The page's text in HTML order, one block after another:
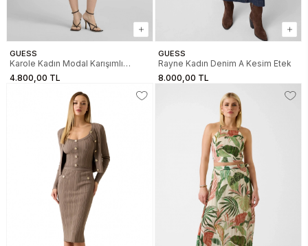
GUESS
Karole Kadın Modal Karışımlı
Kalem Etek
4.800,00 TL
GUESS
Rayne Kadın Denim A Kesim Etek
8.000,00 TL